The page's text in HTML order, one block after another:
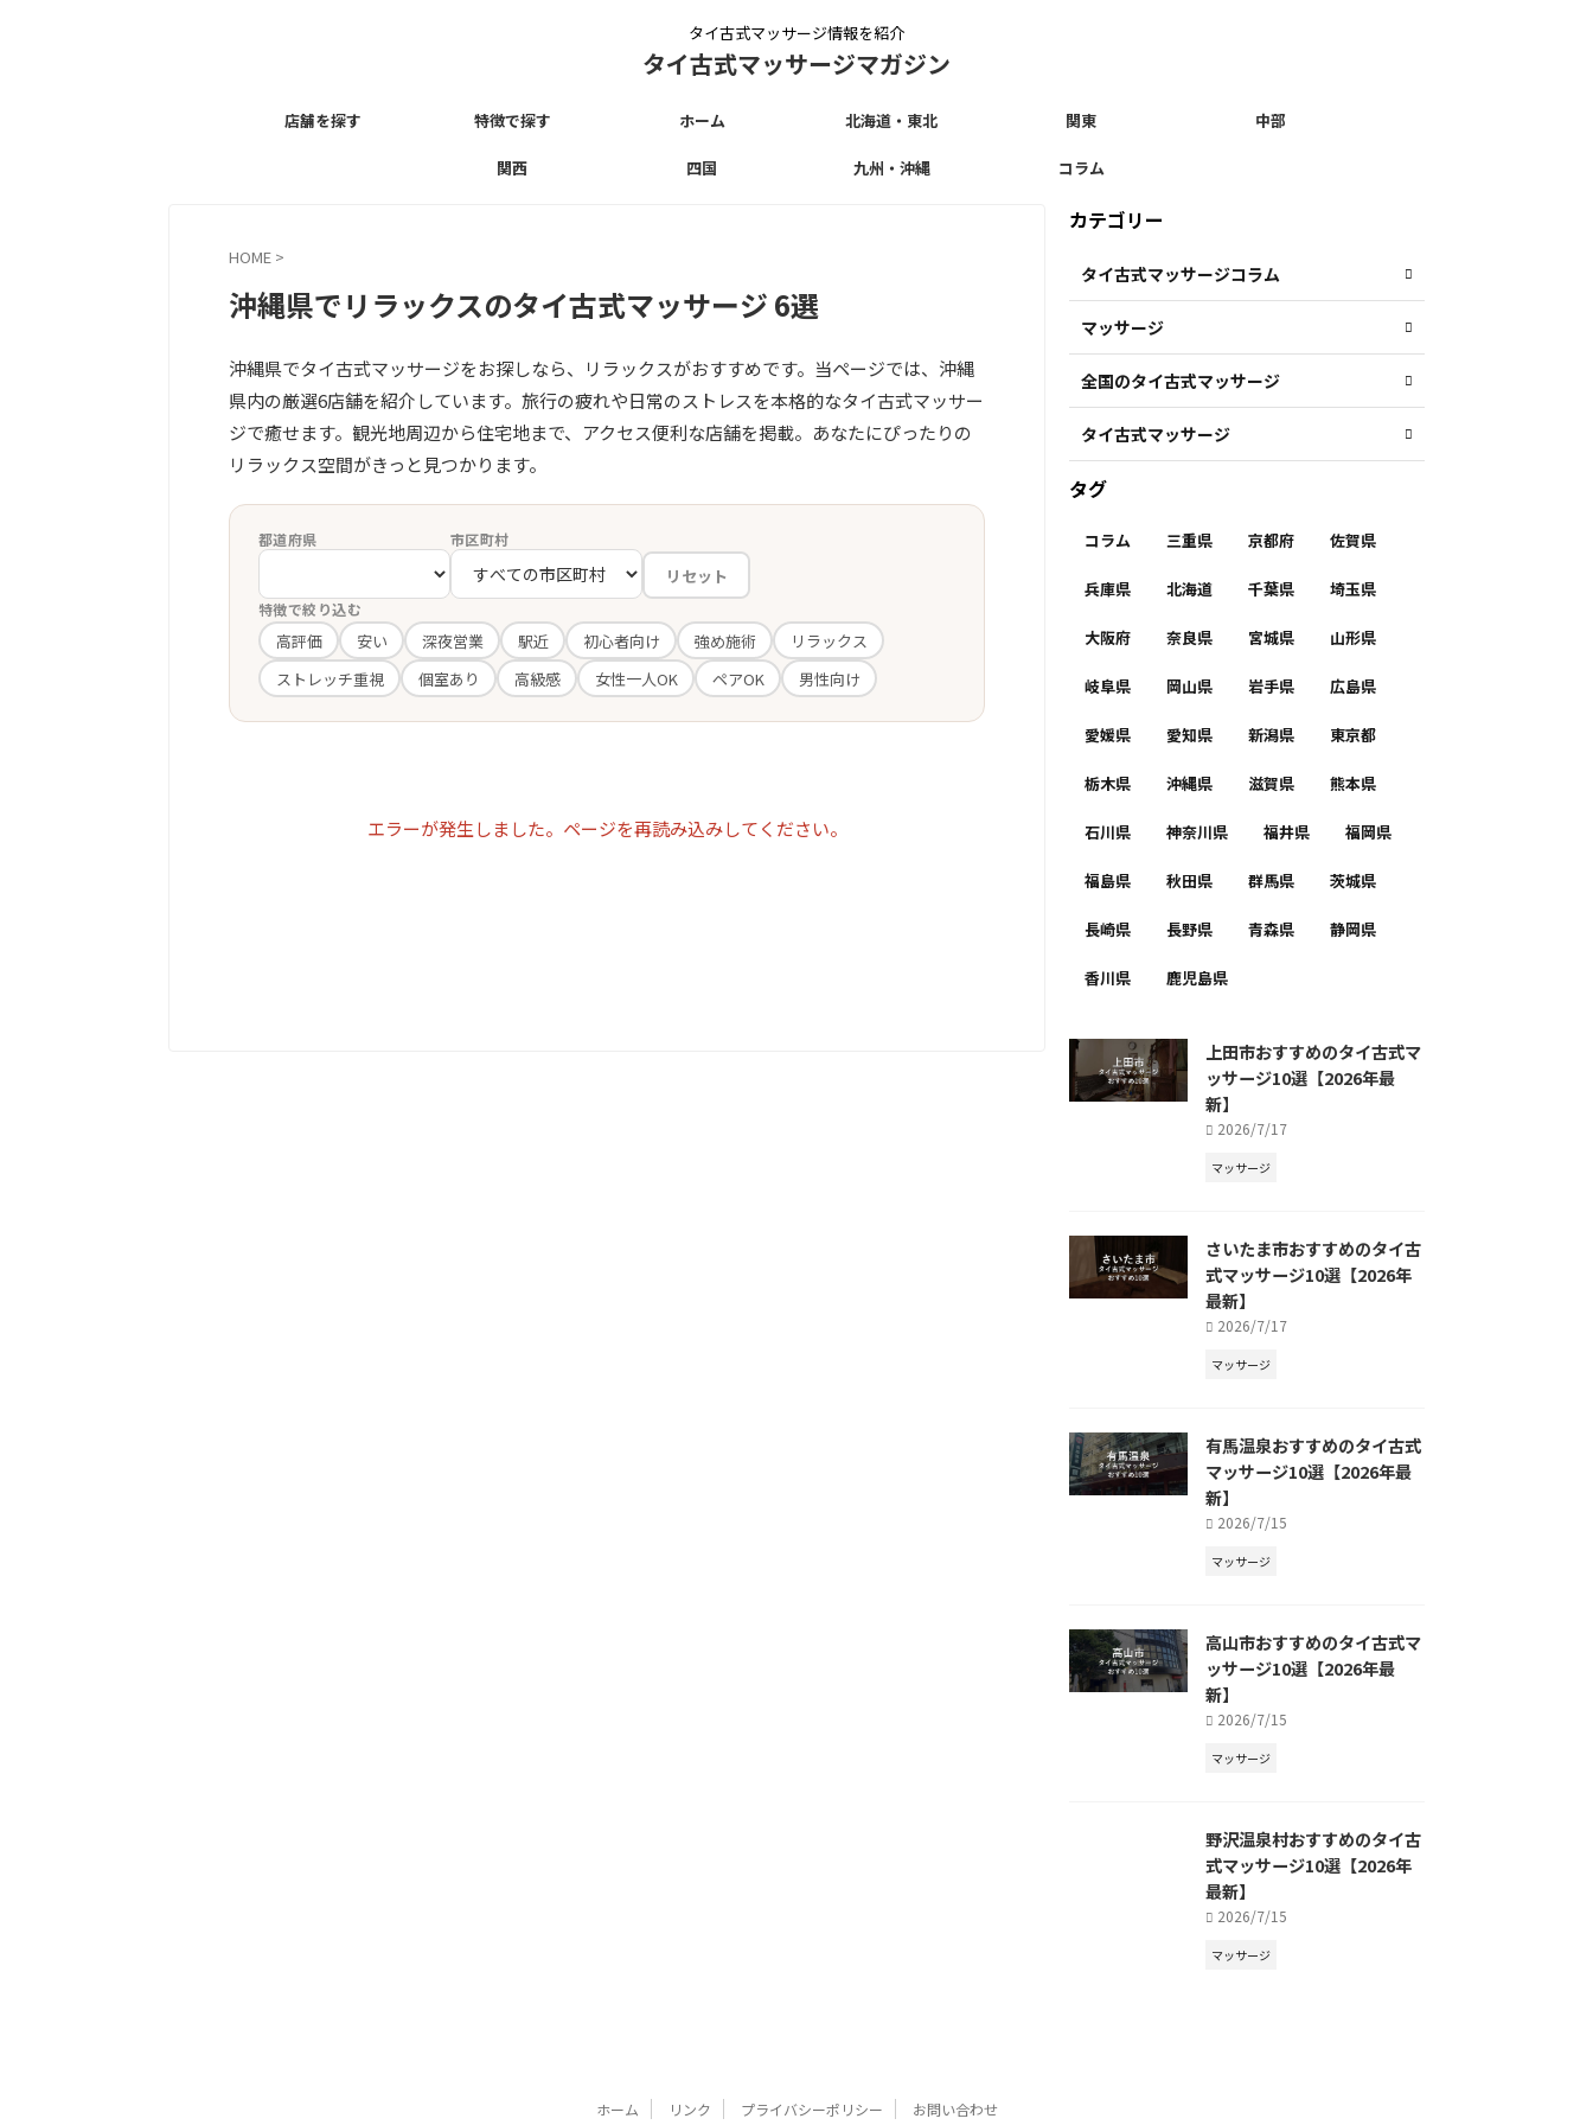
タイ古式マッサージ情報を紹介
タイ古式マッサージマガジン
店舗を探す 特徴で探す ホーム 北海道・東北 関東 中部
関西 四国 九州・沖縄 コラム
HOME >
沖縄県でリラックスのタイ古式マッサージ 6選
沖縄県でタイ古式マッサージをお探しなら、リラックスがおすすめです。当ページでは、沖縄
県内の厳選6店舗を紹介しています。旅行の疲れや日常のストレスを本格的なタイ古式マッサー
ジで癒せます。観光地周辺から住宅地まで、アクセス便利な店舗を掲載。あなたにぴったりの
リラックス空間がきっと見つかります。
都道府県 市区町村
リセット
特徴で絞り込む
高評価 安い 深夜営業 駅近 初心者向け 強め施術
リラックス
ストレッチ重視
個室あり 高級感 女性一人OK ペアOK 男性向け
エラーが発生しました。ページを再読み込みしてください。
カテゴリー
タイ古式マッサージコラム
マッサージ
全国のタイ古式マッサージ
タイ古式マッサージ
タグ
コラム 三重県 京都府 佐賀県
兵庫県 北海道 千葉県 埼玉県
大阪府 奈良県 宮城県 山形県
岐阜県 岡山県 岩手県 広島県
愛媛県 愛知県 新潟県 東京都
栃木県 沖縄県 滋賀県 熊本県
石川県 神奈川県 福井県 福岡県
福島県 秋田県 群馬県 茨城県
長崎県 長野県 青森県 静岡県
香川県 鹿児島県
上田市おすすめのタイ古式マ
ッサージ10選【2026年最
新】
2026/7/17
マッサージ
さいたま市おすすめのタイ古
式マッサージ10選【2026年
最新】
2026/7/17
マッサージ
有馬温泉おすすめのタイ古式
マッサージ10選【2026年最
新】
2026/7/15
マッサージ
高山市おすすめのタイ古式マ
ッサージ10選【2026年最
新】
2026/7/15
マッサージ
野沢温泉村おすすめのタイ古
式マッサージ10選【2026年
最新】
2026/7/15
マッサージ
ホーム リンク プライバシーポリシー お問い合わせ